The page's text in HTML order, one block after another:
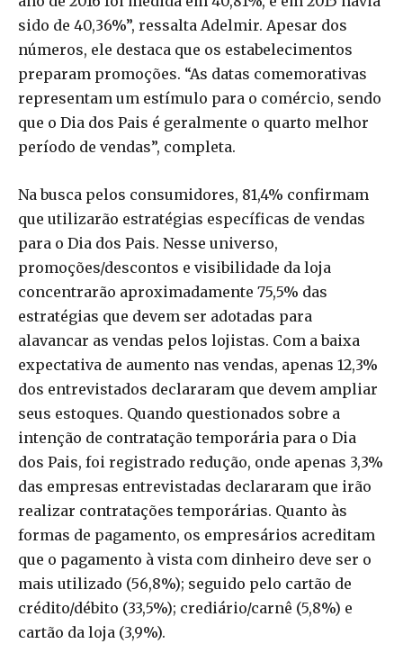
sido de 40,36%”, ressalta Adelmir. Apesar dos
números, ele destaca que os estabelecimentos
preparam promoções. “As datas comemorativas
representam um estímulo para o comércio, sendo
que o Dia dos Pais é geralmente o quarto melhor
período de vendas”, completa.
Na busca pelos consumidores, 81,4% confirmam
que utilizarão estratégias específicas de vendas
para o Dia dos Pais. Nesse universo,
promoções/descontos e visibilidade da loja
concentrarão aproximadamente 75,5% das
estratégias que devem ser adotadas para
alavancar as vendas pelos lojistas. Com a baixa
expectativa de aumento nas vendas, apenas 12,3%
dos entrevistados declararam que devem ampliar
seus estoques. Quando questionados sobre a
intenção de contratação temporária para o Dia
dos Pais, foi registrado redução, onde apenas 3,3%
das empresas entrevistadas declararam que irão
realizar contratações temporárias. Quanto às
formas de pagamento, os empresários acreditam
que o pagamento à vista com dinheiro deve ser o
mais utilizado (56,8%); seguido pelo cartão de
crédito/débito (33,5%); crediário/carnê (5,8%) e
cartão da loja (3,9%).